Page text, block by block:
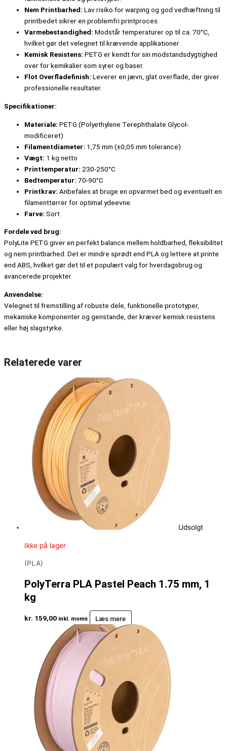
Nem Printbarhed: Lav risiko for warping og god vedhæftning til
printbedet sikrer en problemfri printproces.
Varmebestandighed: Modstår temperaturer op til ca. 70°C,
hvilket gør det velegnet til krævende applikationer.
Kemisk Resistens: PETG er kendt for sin modstandsdygtighed
over for kemikalier som syrer og baser.
Flot Overfladefinish: Leverer en jævn, glat overflade, der giver
professionelle resultater.
Specifikationer:
Materiale: PETG (Polyethylene Terephthalate Glycol-
modificeret)
Filamentdiameter: 1,75 mm (±0,05 mm tolerance)
Vægt: 1 kg netto
Printtemperatur: 230-250°C
Bedtemperatur: 70-90°C
Printkrav: Anbefales at bruge en opvarmet bed og eventuelt en
filamenttørrer for optimal ydeevne.
Farve: Sort
Fordele ved brug:
PolyLite PETG giver en perfekt balance mellem holdbarhed, fleksibilitet
og nem printbarhed. Det er mindre sprødt end PLA og lettere at printe
end ABS, hvilket gør det til et populært valg for hverdagsbrug og
avancerede projekter.
Anvendelse:
Velegnet til fremstilling af robuste dele, funktionelle prototyper,
mekaniske komponenter og genstande, der kræver kemisk resistens
eller høj slagstyrke.
Relaterede varer
Udsolgt
Ikke på lager
(PLA)
PolyTerra PLA Pastel Peach 1.75 mm, 1
kg
kr. 159,00 inkl. moms Læs mere